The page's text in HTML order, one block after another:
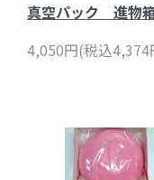
真空パック 進物
4,050円(税込4,374